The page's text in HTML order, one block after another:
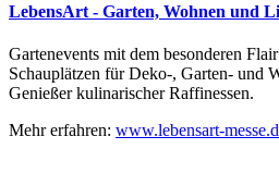
LebensArt - Garten, Wohnen und
Gartenevents mit dem besonderen
Schauplätzen für Deko-, Garten- und
Genießer kulinarischer Raffinessen.
Mehr erfahren: www.lebensart-